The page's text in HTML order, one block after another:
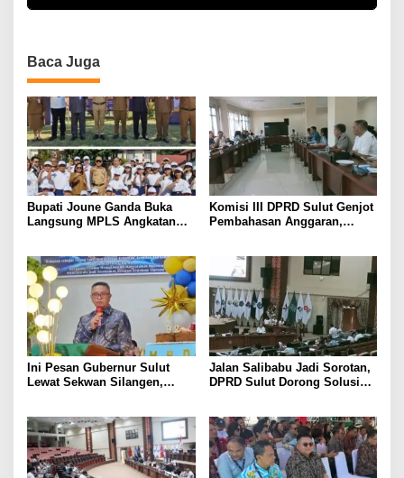
Baca Juga
Bupati Joune Ganda Buka
Langsung MPLS Angkatan
Komisi III DPRD Sulut Genjot
Pembahasan Anggaran,
Mendesak SKPD
Ini Pesan Gubernur Sulut
Lewat Sekwan Silangen,
Jalan Salibabu Jadi Sorotan,
DPRD Sulut Dorong Solusi